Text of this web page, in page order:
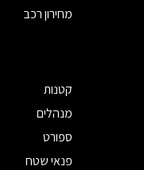
מחירון רכב
קטנות
מנהלים
ספורט
פנאי שטח